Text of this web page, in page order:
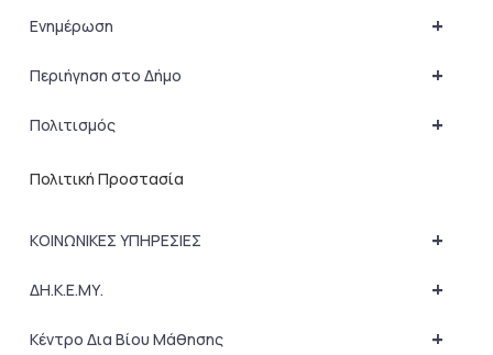
+
Ενημέρωση
+
Περιήγηση στο Δήμο
+
Πολιτισμός
Πολιτική Προστασία
+
ΚΟΙΝΩΝΙΚΕΣ ΥΠΗΡΕΣΙΕΣ
+
ΔΗ.Κ.Ε.ΜΥ.
+
Κέντρο Δια Βίου Μάθησης